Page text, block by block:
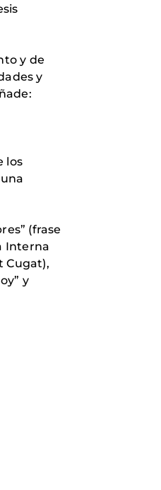
y de
y
los
(frase
Interna
Cugat),
y